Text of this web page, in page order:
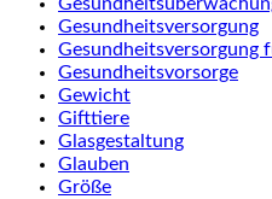
Gesundheitsversorgung
Gesundheitsversorgung
Gesundheitsvorsorge
Gewicht
Gifttiere
Glasgestaltung
Glauben
Größe